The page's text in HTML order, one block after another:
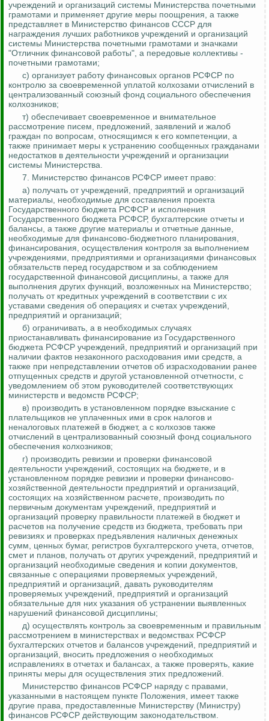
учреждений и организаций системы Министерства почетными
грамотами и применяет другие меры поощрения, а также
представляет в Министерство финансов СССР для
награждения лучших работников учреждений и организаций
системы Министерства почетными грамотами и значками
"Отличник финансовой работы", а передовые коллективы -
почетными грамотами;
с) организует работу финансовых органов РСФСР по
контролю за своевременной уплатой колхозами отчислений в
централизованный союзный фонд социального обеспечения
колхозников;
т) обеспечивает своевременное и внимательное
рассмотрение писем, предложений, заявлений и жалоб
граждан по вопросам, относящимся к его компетенции, а
также принимает меры к устранению сообщенных гражданами
недостатков в деятельности учреждений и организации
системы Министерства.
7. Министерство финансов РСФСР имеет право:
а) получать от учреждений, предприятий и организаций
материалы, необходимые для составления проекта
Государственного бюджета РСФСР и исполнения
Государственного бюджета РСФСР, бухгалтерские отчеты и
балансы, а также другие материалы и отчетные данные,
необходимые для финансово-бюджетного планирования,
финансирования, осуществления контроля за выполнением
учреждениями, предприятиями и организациями финансовых
обязательств перед государством и за соблюдением
государственной финансовой дисциплины, а также для
выполнения других функций, возложенных на Министерство;
получать от кредитных учреждений в соответствии с их
уставами сведения об операциях и счетах учреждений,
предприятий и организаций;
б) ограничивать, а в необходимых случаях
приостанавливать финансирование из Государственного
бюджета РСФСР учреждений, предприятий и организаций при
наличии фактов незаконного расходования ими средств, а
также при непредставлении отчетов об израсходовании ранее
отпущенных средств и другой установленной отчетности, с
уведомлением об этом руководителей соответствующих
министерств и ведомств РСФСР;
в) производить в установленном порядке взыскание с
плательщиков не уплаченных ими в срок налогов и
неналоговых платежей в бюджет, а с колхозов также
отчислений в централизованный союзный фонд социального
обеспечения колхозников;
г) производить ревизии и проверки финансовой
деятельности учреждений, состоящих на бюджете, и в
установленном порядке ревизии и проверки финансово-
хозяйственной деятельности предприятий и организаций,
состоящих на хозяйственном расчете, производить по
первичным документам учреждений, предприятий и
организаций проверку правильности платежей в бюджет и
расчетов на получение средств из бюджета, требовать при
ревизиях и проверках предъявления наличных денежных
сумм, ценных бумаг, регистров бухгалтерского учета, отчетов,
смет и планов, получать от других учреждений, предприятий и
организаций необходимые сведения и копии документов,
связанные с операциями проверяемых учреждений,
предприятий и организаций, давать руководителям
проверяемых учреждений, предприятий и организаций
обязательные для них указания об устранении выявленных
нарушений финансовой дисциплины;
д) осуществлять контроль за своевременным и правильным
рассмотрением в министерствах и ведомствах РСФСР
бухгалтерских отчетов и балансов учреждений, предприятий и
организаций, вносить предложения о необходимых
исправлениях в отчетах и балансах, а также проверять, какие
приняты меры для осуществления этих предложений.
Министерство финансов РСФСР наряду с правами,
указанными в настоящем пункте Положения, имеет также
другие права, предоставленные Министерству (Министру)
финансов РСФСР действующим законодательством.